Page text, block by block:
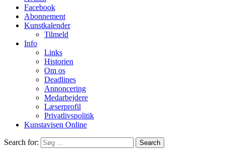
Facebook
Abonnement
Kunstkalender
Tilmeld
Info
Links
Historien
Om os
Deadlines
Annoncering
Medarbejdere
Læserprofil
Privatlivspolitik
Kunstavisen Online
Search for: